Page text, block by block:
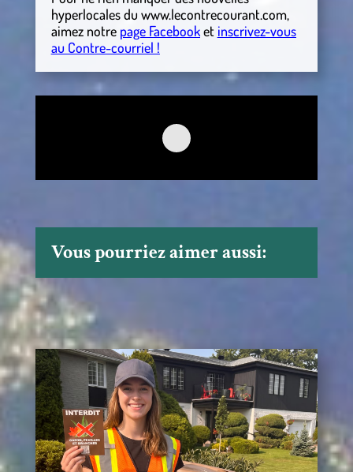
hyperlocalesdu www.lecontrecourant.com,
aimez notre page Facebooket inscrivez-vous
au Contre-courriel !
Vous pourriez aimer aussi: